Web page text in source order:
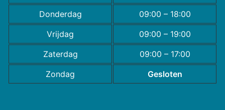
Donderdag
09:00 – 18:00
Vrijdag
09:00 – 19:00
Zaterdag
09:00 – 17:00
Zondag
Gesloten